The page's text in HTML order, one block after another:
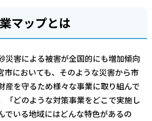
マップとは
災害による被害が全国的にも増加傾向
市においても、そのような災害から市
産を守るため様々な事業に取り組んで
「どのような対策事業をどこで実施し
でいる地域にはどんな特色があるの